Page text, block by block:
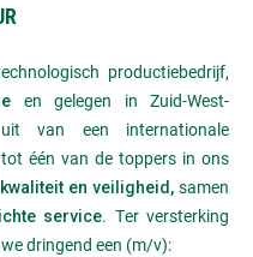
productiebedrijf,
en gelegen in Zuid-West-
van een internationale
één van de toppers in ons
kwaliteit en veiligheid, samen
service. Ter versterking
dringend een (m/v):